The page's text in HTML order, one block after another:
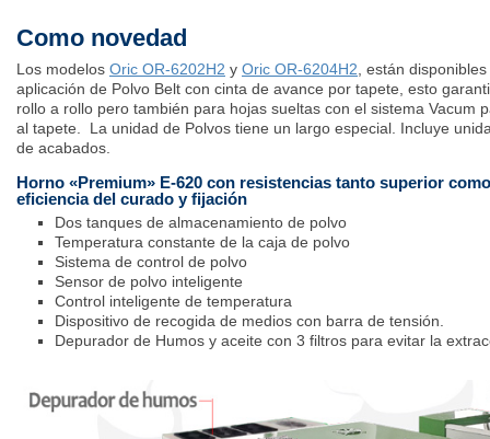
Como novedad
Los modelos Oric OR-6202H2 y Oric OR-6204H2 están
aplicación de Polvo Belt con cinta de avance por tapete, esto
rollo a rollo pero también para hojas sueltas con el sistema Vacum
al tapete. La unidad de Polvos tiene un largo especial. Incluye
de acabados.
Horno «Premium» E-620 con resistencias tanto superior
eficiencia del curado y fijación
Dos tanques de almacenamiento de polvo
Temperatura constante de la caja de polvo
Sistema de control de polvo
Sensor de polvo inteligente
Control inteligente de temperatura
Dispositivo de recogida de medios con barra de tensión.
Depurador de Humos y aceite con 3 filtros para evitar la